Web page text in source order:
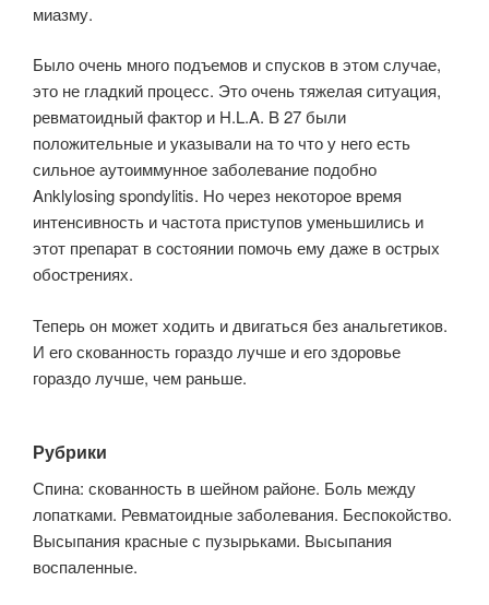
миазму.
Было очень много подъемов и спусков в этом случае,
это не гладкий процесс. Это очень тяжелая ситуация,
ревматоидный фактор и H.L.A. B 27 были
положительные и указывали на то что у него есть
сильное аутоиммунное заболевание подобно
Anklylosing spondylitis. Но через некоторое время
интенсивность и частота приступов уменьшились и
этот препарат в состоянии помочь ему даже в острых
обострениях.
Теперь он может ходить и двигаться без анальгетиков.
И его скованность гораздо лучше и его здоровье
гораздо лучше, чем раньше.
Рубрики
Спина: скованность в шейном районе. Боль между
лопатками. Ревматоидные заболевания. Беспокойство.
Высыпания красные с пузырьками. Высыпания
воспаленные.